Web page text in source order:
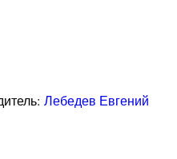
Лебедев Евгений